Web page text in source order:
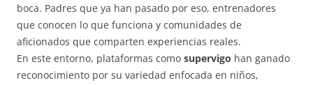
boca. Padres que ya han pasado por eso, entrenadores
que conocen lo que funciona y comunidades de
aficionados que comparten experiencias reales.
En este entorno, plataformas como supervigo han ganado
reconocimiento por su variedad enfocada en niños,